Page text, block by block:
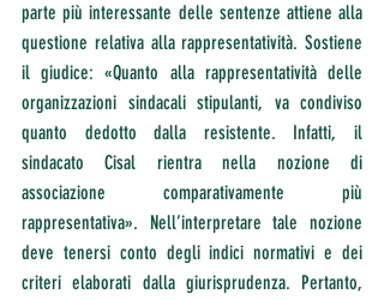
parte più interessante delle sentenze attiene alla
questione relativa alla rappresentatività. Sostiene
il giudice: «Quanto alla rappresentatività delle
organizzazioni sindacali stipulanti, va condiviso
quanto dedotto dalla resistente. Infatti, il
sindacato Cisal rientra nella nozione di
associazione comparativamente più
rappresentativa». Nell’interpretare tale nozione
deve tenersi conto degli indici normativi e dei
criteri elaborati dalla giurisprudenza. Pertanto,